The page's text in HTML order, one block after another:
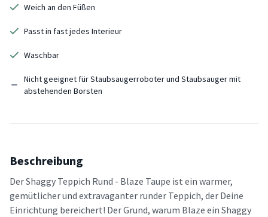
Weich an den Füßen
Passt in fast jedes Interieur
Waschbar
Nicht geeignet für Staubsaugerroboter und Staubsauger mit
abstehenden Borsten
Beschreibung
Der Shaggy Teppich Rund - Blaze Taupe ist ein warmer,
gemütlicher und extravaganter runder Teppich, der Deine
Einrichtung bereichert! Der Grund, warum Blaze ein Shaggy